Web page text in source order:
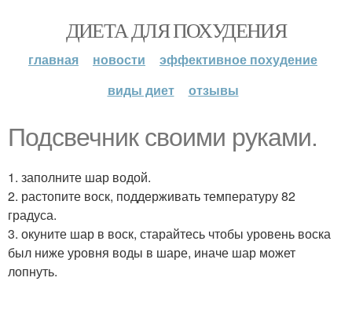
ДИЕТА ДЛЯ ПОХУДЕНИЯ
главная новости
эффективное похудение
виды диет
отзывы
Подсвечник своими руками.
1. заполните шар водой.
2. растопите воск, поддерживать температуру 82
градуса.
3. окуните шар в воск, старайтесь чтобы уровень воска
был ниже уровня воды в шаре, иначе шар может
лопнуть.